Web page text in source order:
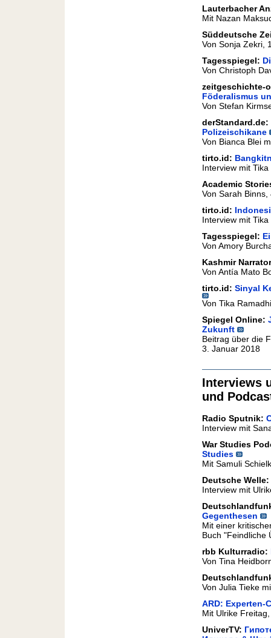
Lauterbacher
Mit Nazan
Süddeutsche
Von Sonja Zekri,
Tagesspiegel:
Von Christoph
zeitgeschichte-
Föderalismus
Von Stefan
derStandard.de:
Polizeischikane
Von Bianca Blei
tirto.id:
Interview mit
Academic
Von Sarah
tirto.id:
Interview mit
Tagesspiegel:
Von Amory
Kashmir
Von Antía Mato
tirto.id: Sinyal
Von Tika
Spiegel Online:
Zukunft
Beitrag über die
3. Januar 2018
Interviews
und
Radio Sputnik:
Interview mit
War Studies
Studies
Mit Samuli
Deutsche Welle:
Interview mit
Gegenthesen
Mit einer
Buch "Feindliche
rbb Kulturradio:
Von Tina
Von Julia Tieke
ARD: Experten-
Mit Ulrike
UniverTV: